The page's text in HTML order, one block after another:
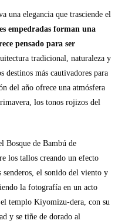
una elegancia que trasciende el
empedradas forman una
pensado para ser
tradicional, naturaleza y
más cautivadores para
del año ofrece una atmósfera
los tonos rojizos del
Bosque de Bambú de
los tallos creando un efecto
el sonido del viento y
la fotografía en un acto
templo Kiyomizu-dera, con su
y se tiñe de dorado al